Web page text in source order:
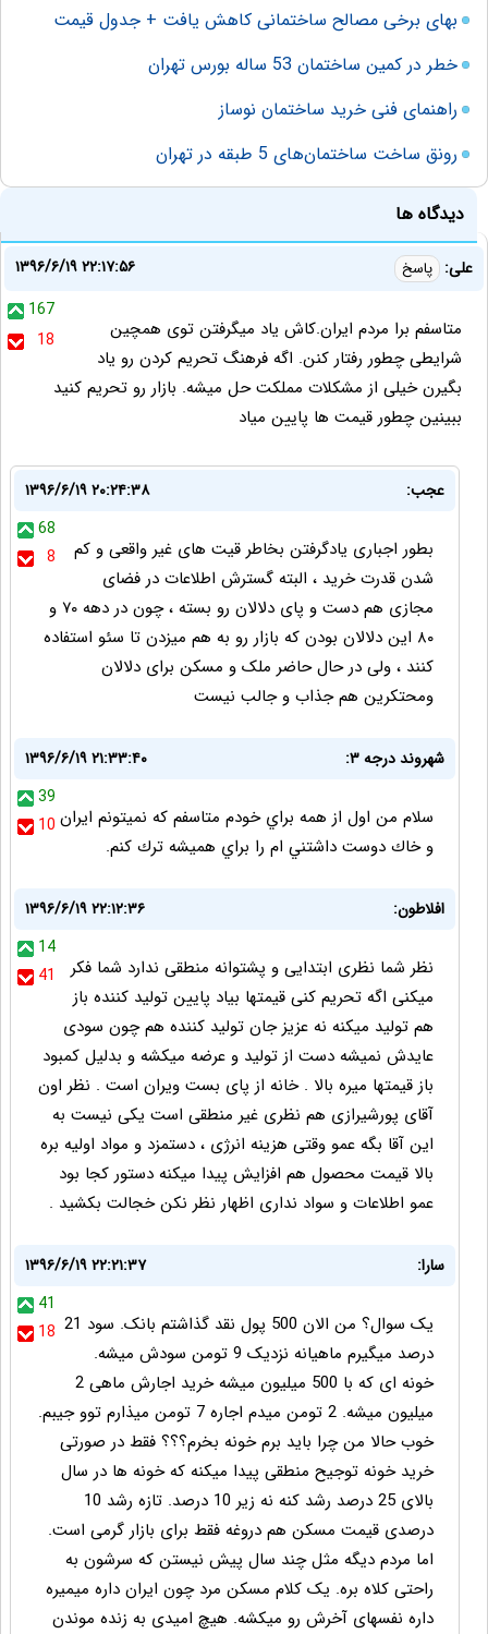
بهای برخی مصالح ساختمانی کاهش یافت + جدول قیمت
خطر در کمین ساختمان 53 ساله بورس تهران
راهنمای فنی خرید ساختمان نوساز
رونق ساخت ساختمان‌های 5 طبقه در تهران
دیدگاه ها
علی: پاسخ
۱۳۹۶/۶/۱۹ ۲۲:۱۷:۵۶
167
18
متاسفم برا مردم ایران.کاش یاد میگرفتن توی همچین
شرایطی چطور رفتار کنن. اگه فرهنگ تحریم کردن رو یاد
بگیرن خیلی از مشکلات مملکت حل میشه. بازار رو تحریم کنید
ببینین چطور قیمت ها پایین میاد
عجب:
۱۳۹۶/۶/۱۹ ۲۰:۲۴:۳۸
68
8
بطور اجباری یادگرفتن بخاطر قیت های غیر واقعی و کم
شدن قدرت خرید ، البته گسترش اطلاعات در فضای
مجازی هم دست و پای دلالان رو بسته ، چون در دهه ۷۰ و
۸۰ این دلالان بودن که بازار رو به هم میزدن تا سئو استفاده
کنند ، ولی در حال حاضر ملک و مسکن برای دلالان
ومحتکرین هم جذاب و جالب نیست
شهروند درجه ٣:
۱۳۹۶/۶/۱۹ ۲۱:۳۳:۴۰
39
10 سلام من اول از همه براي خودم متاسفم كه نميتونم ايران
و خاك دوست داشتني ام را براي هميشه ترك كنم.
افلاطون:
۱۳۹۶/۶/۱۹ ۲۲:۱۲:۳۶
14
41
نظر شما نظری ابتدایی و پشتوانه منطقی ندارد شما فکر
میکنی اگه تحریم کنی قیمتها بیاد پایین تولید کننده باز
هم تولید میکنه نه عزیز جان تولید کننده هم چون سودی
عایدش نمیشه دست از تولید و عرضه میکشه و بدلیل کمبود
باز قیمتها میره بالا . خانه از پای بست ویران است . نظر اون
آقای پورشیرازی هم نظری غیر منطقی است یکی نیست به
این آقا بگه عمو وقتی هزینه انرژی ، دستمزد و مواد اولیه بره
بالا قیمت محصول هم افزایش پیدا میکنه دستور کجا بود
عمو اطلاعات و سواد نداری اظهار نظر نکن خجالت بکشید .
سارا:
۱۳۹۶/۶/۱۹ ۲۲:۲۱:۳۷
41
18 یک سوال؟ من الان 500 پول نقد گذاشتم بانک. سود 21
درصد میگیرم ماهیانه نزدیک 9 تومن سودش میشه.
خونه ای که با 500 میلیون میشه خرید اجارش ماهی 2
میلیون میشه. 2 تومن میدم اجاره 7 تومن میذارم توو جیبم.
خوب حالا من چرا باید برم خونه بخرم؟؟؟ فقط در صورتی
خرید خونه توجیح منطقی پیدا میکنه که خونه ها در سال
بالای 25 درصد رشد کنه نه زیر 10 درصد. تازه رشد 10
درصدی قیمت مسکن هم دروغه فقط برای بازار گرمی است.
اما مردم دیگه مثل چند سال پیش نیستن که سرشون به
راحتی کلاه بره. یک کلام مسکن مرد چون ایران داره میمیره
داره نفسهای آخرش رو میکشه. هیچ امیدی به زنده موندن